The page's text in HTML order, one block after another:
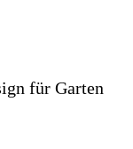
für Garten